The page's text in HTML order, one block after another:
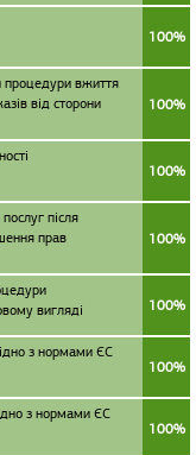
100%
вжиття
від сторони
100%
100%
після
прав
100%
вигляді
100%
з нормами ЄС
100%
з нормами ЄС
100%